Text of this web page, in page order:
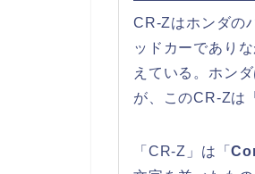
CR-Zはホンダの
ッドカーであり
えている。ホン
が、このCR-Zは
「CR-Z」は「